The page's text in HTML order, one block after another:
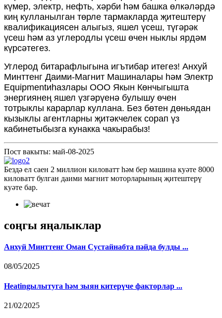
күмер, электр, нефть, хәрби һәм башка өлкәләрдә
киң кулланылган төрле тармакларда җитештерү
квалификациясен алыгыз, яшел үсеш, түгәрәк
үсеш һәм аз углеродлы үсеш өчен ныклы ярдәм
күрсәтегез.
Углерод битарафлыгына игътибар итегез! Анхуй
Минттенг Даими-Магнит Машиналары һәм Электр
Equipmentиһазлары ООО Якын Көнчыгышта
энергиянең яшел үзгәрүенә булышу өчен
тотрыклы карарлар куллана. Без бөтен дөньядан
кызыклы агентларны җитәкчелек сорап үз
кабинетыбызга кунакка чакырабыз!
Пост вакыты: май-08-2025
Бездә ел саен 2 миллион киловатт һәм бер машина куәте 8000
киловатт булган даими магнит моторларының җитештерү
куәте бар.
соңгы яңалыклар
Анхуй Минттенг Оман Сустайнабта пәйда булды ...
08/05/2025
Heatingылытуга һәм зыян китерүче факторлар ...
21/02/2025